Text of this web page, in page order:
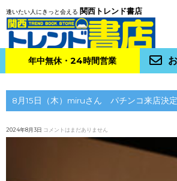
逢いたい人にきっと会える 関西トレンド書店
年中無休・24時間営業
8月15日（木）miruさん パチンコ来店決定
2024年8月3日 コメントはまだありません